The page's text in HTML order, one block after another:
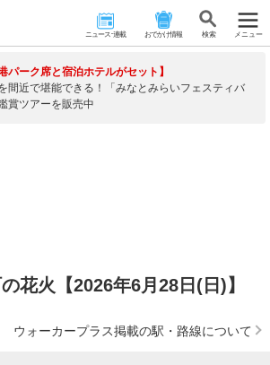
ニュース･連載 おでかけ情報 検 索 メニュー
港パーク席と宿泊ホテルがセット】
間近で堪能できる！「みなとみらいフェスティバ
賞ツアーを販売中
花火【2026年6月28日(日)】
ウォーカープラス掲載の駅・路線について